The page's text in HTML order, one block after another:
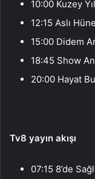
10:00 Kuzey
12:15 Aslı
15:00 Didem
18:45 Show
20:00 Hayat
Tv8 yayın akışı
07:15 8’de